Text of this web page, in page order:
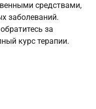
средствами,
заболеваний.
за
курс терапии.